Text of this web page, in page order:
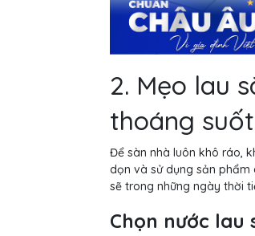
2. Mẹo lau
thoáng
Để sàn nhà luôn khô ráo,
dọn và sử dụng sản phẩm
sẽ trong những ngày thời
Chọn nước lau